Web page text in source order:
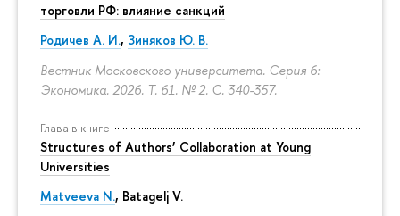
торговли РФ: влияние санкций
Родичев А. И., Зиняков Ю. В.
Вестник Московского университета. Серия 6:
Экономика. 2026. Т. 61. № 2. С. 340-357.
Глава в книге
Structures of Authors’ Collaboration at Young
Universities
Matveeva N., Batagelj V.